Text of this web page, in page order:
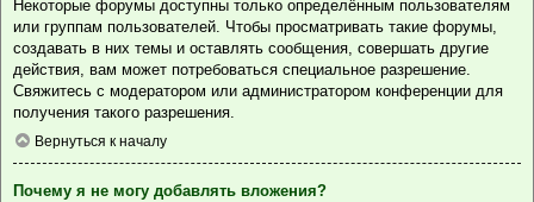
Некоторые форумы доступны только определённым пользователям
или группам пользователей. Чтобы просматривать такие форумы,
создавать в них темы и оставлять сообщения, совершать другие
действия, вам может потребоваться специальное разрешение.
Свяжитесь с модератором или администратором конференции для
получения такого разрешения.
Вернуться к началу
Почему я не могу добавлять вложения?